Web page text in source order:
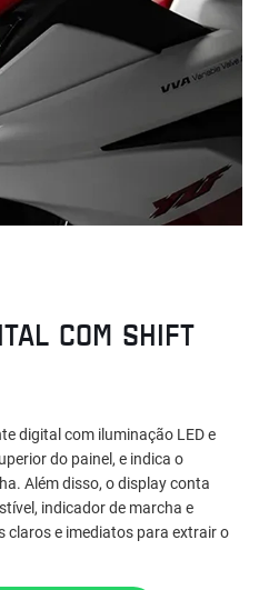
COM SHIFT
digital com iluminação LED e
do painel, e indica o
Além disso, o display conta
indicador de marcha e
claros e imediatos para extrair o